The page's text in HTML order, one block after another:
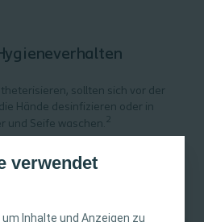
verwendet
Inhalte und Anzeigen zu
sollten sich vor der
Hände desinfizieren oder in
und Seife waschen. 2
vs.